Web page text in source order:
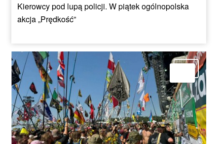
Kierowcy pod lupą policji. W piątek ogólnopolska
akcja „Prędkość”